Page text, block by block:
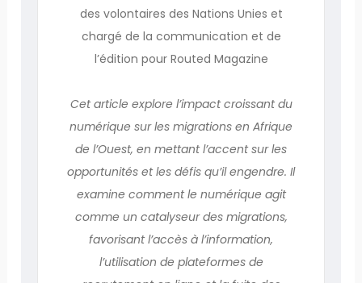
des volontaires des Nations Unies et
chargé de la communication et de
l’édition pour Routed Magazine
Cet article explore l’impact croissant du
numérique sur les migrations en Afrique
de l’Ouest, en mettant l’accent sur les
opportunités et les défis qu’il engendre. Il
examine comment le numérique agit
comme un catalyseur des migrations,
favorisant l’accès à l’information,
l’utilisation de plateformes de